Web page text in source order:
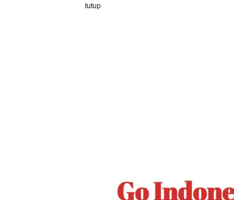
tutup